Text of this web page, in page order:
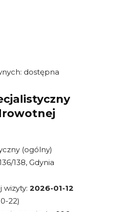
dostępna
(ogólny)
138, Gdynia
wizyty: 2026-01-12
22)